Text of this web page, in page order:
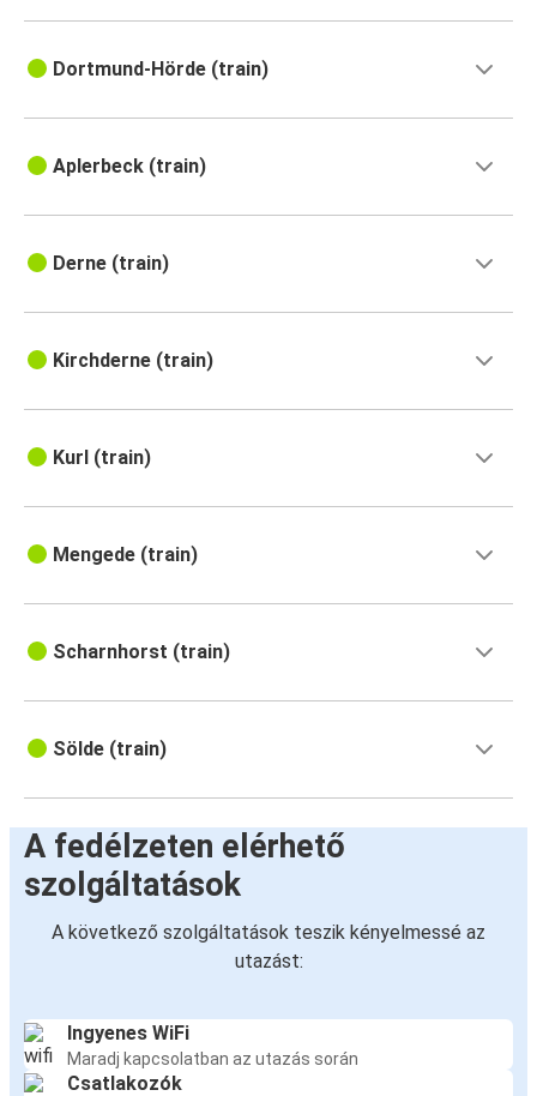
Dortmund-Hörde (train)
Aplerbeck (train)
Derne (train)
Kirchderne (train)
Kurl (train)
Mengede (train)
Scharnhorst (train)
Sölde (train)
A fedélzeten elérhető
szolgáltatások
A következő szolgáltatások teszik kényelmessé az
utazást:
Ingyenes WiFi
Maradj kapcsolatban az utazás során
Csatlakozók